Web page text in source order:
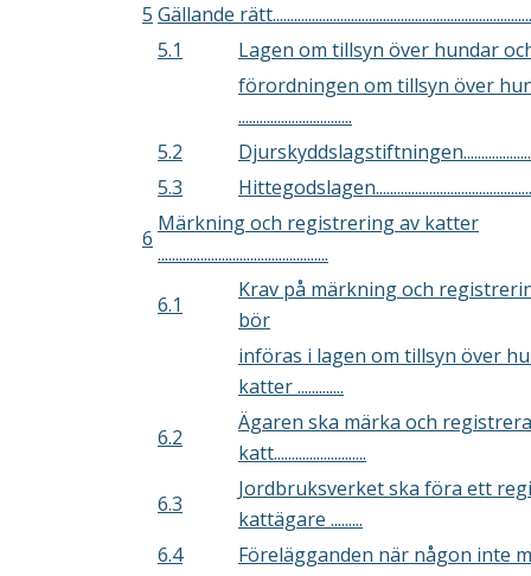
5 Gällande
5.1
Lagen om tillsyn över hundar
förordningen om tillsyn över
................................
5.2
5.3
6
Märkning och registrering av katter
................................................
6.1
Krav på märkning och
bör
införas i lagen om tillsyn över
katter .............
6.2
Ägaren ska märka och
katt..........................
6.3
Jordbruksverket ska föra ett
kattägare .........
6.4
Förelägganden när någon inte